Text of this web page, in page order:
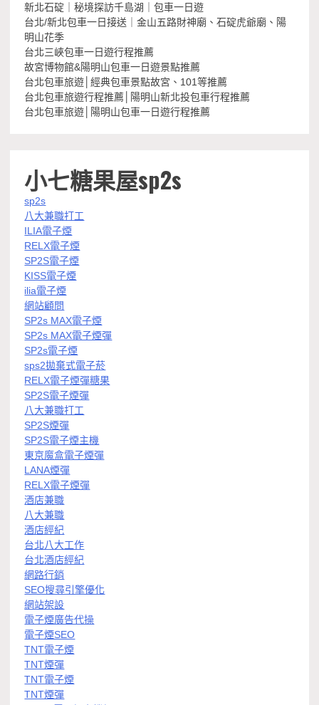
新北石碇｜秘境探訪千島湖｜包車一日遊
台北/新北包車一日接送｜金山五路財神廟、石碇虎爺廟、陽
明山花季
台北三峽包車一日遊行程推薦
故宮博物館&陽明山包車一日遊景點推薦
台北包車旅遊│經典包車景點故宮、101等推薦
台北包車旅遊行程推薦│陽明山新北投包車行程推薦
台北包車旅遊│陽明山包車一日遊行程推薦
小七糖果屋sp2s
sp2s
八大兼職打工
ILIA電子煙
RELX電子煙
SP2S電子煙
KISS電子煙
ilia電子煙
網站顧問
SP2s MAX電子煙
SP2s MAX電子煙彈
SP2s電子煙
sps2拋棄式電子菸
RELX電子煙彈糖果
SP2S電子煙彈
八大兼職打工
SP2S煙彈
SP2S電子煙主機
東京魔盒電子煙彈
LANA煙彈
RELX電子煙彈
酒店兼職
八大兼職
酒店經紀
台北八大工作
台北酒店經紀
網路行銷
SEO搜尋引擎優化
網站架設
電子煙廣告代操
電子煙SEO
TNT電子煙
TNT煙彈
TNT電子煙
TNT煙彈